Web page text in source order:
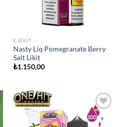
E-LIKIT
Nasty Liq Pomegranate Berry
Salt Likit
₺1.150,00
Add to
wishlist